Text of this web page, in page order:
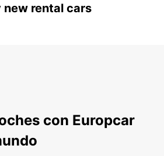
new rental cars
con Europcar